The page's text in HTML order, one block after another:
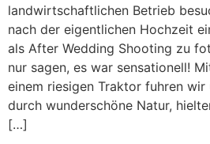
landwirtschaftlichen Betrieb
nach der eigentlichen Hochzeit
als After Wedding Shooting zu
nur sagen, es war sensationell!
einem riesigen Traktor fuhren
durch wunderschöne Natur,
[…]